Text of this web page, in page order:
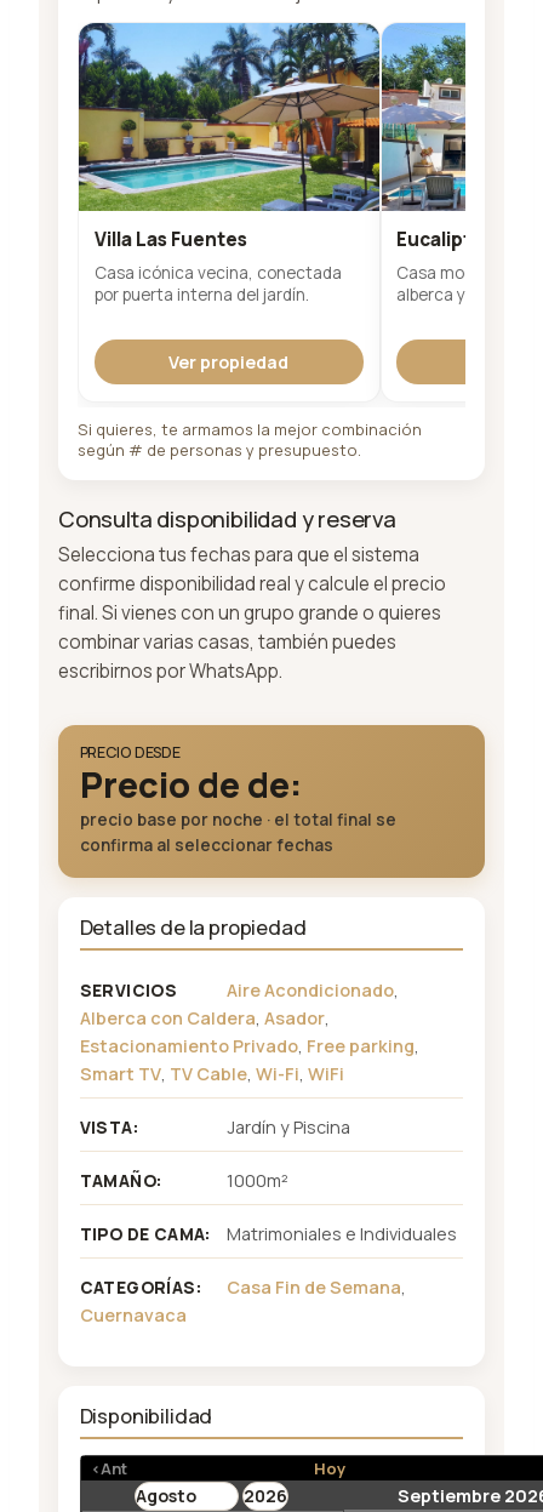
Villa Las Fuentes
Casa icónica vecina, conectada
por puerta interna del jardín.
Ver propiedad
Eucalipto 26
Casa moderna y
alberca y jardín
Si quieres, te armamos la mejor combinación
según # de personas y presupuesto.
Consulta disponibilidad y reserva
Selecciona tus fechas para que el sistema
confirme disponibilidad real y calcule el precio
final. Si vienes con un grupo grande o quieres
combinar varias casas, también puedes
escribirnos por WhatsApp.
PRECIO DESDE
Precio de de:
precio base por noche · el total final se
confirma al seleccionar fechas
Detalles de la propiedad
SERVICIOS Aire Acondicionado,
Alberca con Caldera, Asador,
Estacionamiento Privado, Free parking,
Smart TV, TV Cable, Wi-Fi, WiFi
VISTA: Jardín y Piscina
TAMAÑO: 1000m²
TIPO DE CAMA: Matrimoniales e Individuales
CATEGORÍAS: Casa Fin de Semana,
Cuernavaca
Disponibilidad
<Ant Hoy
Septiembre